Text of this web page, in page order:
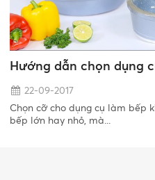
Hướng dẫn chọn dụng
22-09-2017
Chọn cỡ cho dụng cụ làm bếp
bếp lớn hay nhỏ, mà...